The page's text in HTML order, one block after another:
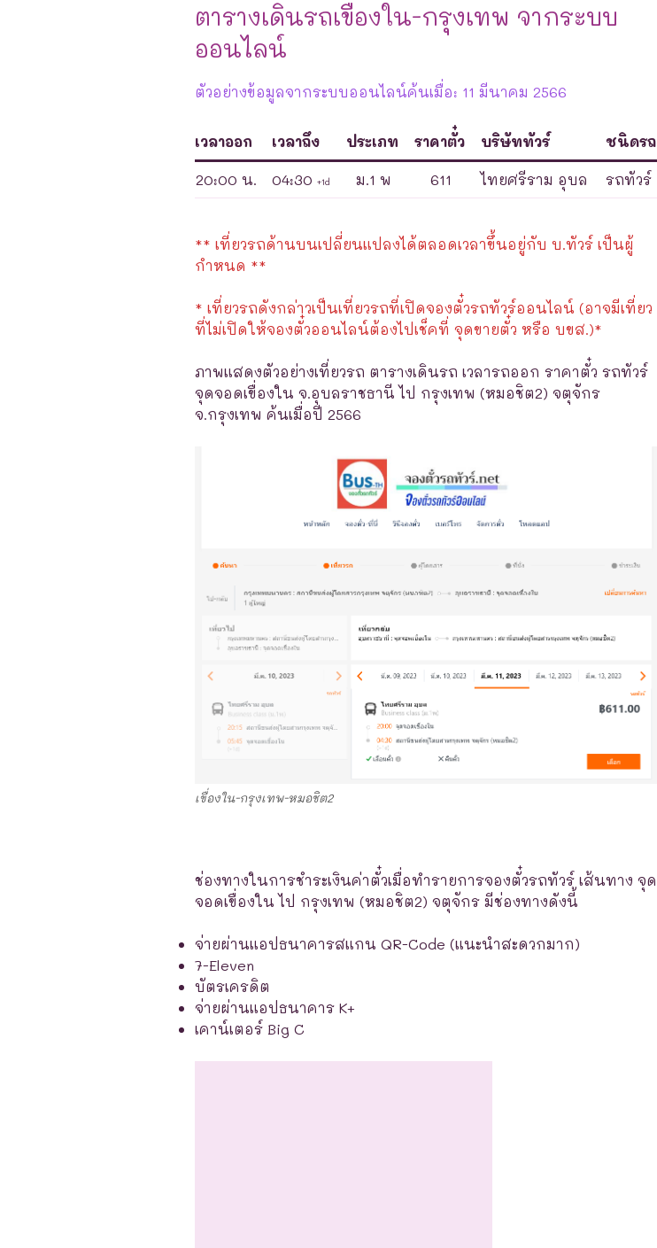
ตารางเดินรถเขื่องใน-กรุงเทพ จากระบบ
ออนไลน์
ตัวอย่างข้อมูลจากระบบออนไลน์ค้นเมื่อ: 11 มีนาคม 2566
เวลาออก เวลาถึง ประเภท ราคาตั๋ว บริษัททัวร์ ชนิดรถ
20:00 น. 04:30 +1d ม.1 พ 611 ไทยศรีราม อุบล รถทัวร์
** เที่ยวรถด้านบนเปลี่ยนแปลงได้ตลอดเวลาขึ้นอยู่กับ บ.ทัวร์ เป็นผู้
กำหนด **
* เที่ยวรถดังกล่าวเป็นเที่ยวรถที่เปิดจองตั๋วรถทัวร์ออนไลน์ (อาจมีเที่ยว
ที่ไม่เปิดให้จองตั๋วออนไลน์ต้องไปเช็คที่ จุดขายตั๋ว หรือ บขส.)*
ภาพแสดงตัวอย่างเที่ยวรถ ตารางเดินรถ เวลารถออก ราคาตั๋ว รถทัวร์
จุดจอดเขื่องใน จ.อุบลราชธานี ไป กรุงเทพ (หมอชิต2) จตุจักร
จ.กรุงเทพ ค้นเมื่อปี 2566
เขื่องใน-กรุงเทพ-หมอชิต2
ช่องทางในการชำระเงินค่าตั๋วเมื่อทำรายการจองตั๋วรถทัวร์ เส้นทาง จุด
จอดเขื่องใน ไป กรุงเทพ (หมอชิต2) จตุจักร มีช่องทางดังนี้
จ่ายผ่านแอปธนาคารสแกน QR-Code (แนะนำสะดวกมาก)
7-Eleven
บัตรเครดิต
จ่ายผ่านแอปธนาคาร K+
เคาน์เตอร์ Big C